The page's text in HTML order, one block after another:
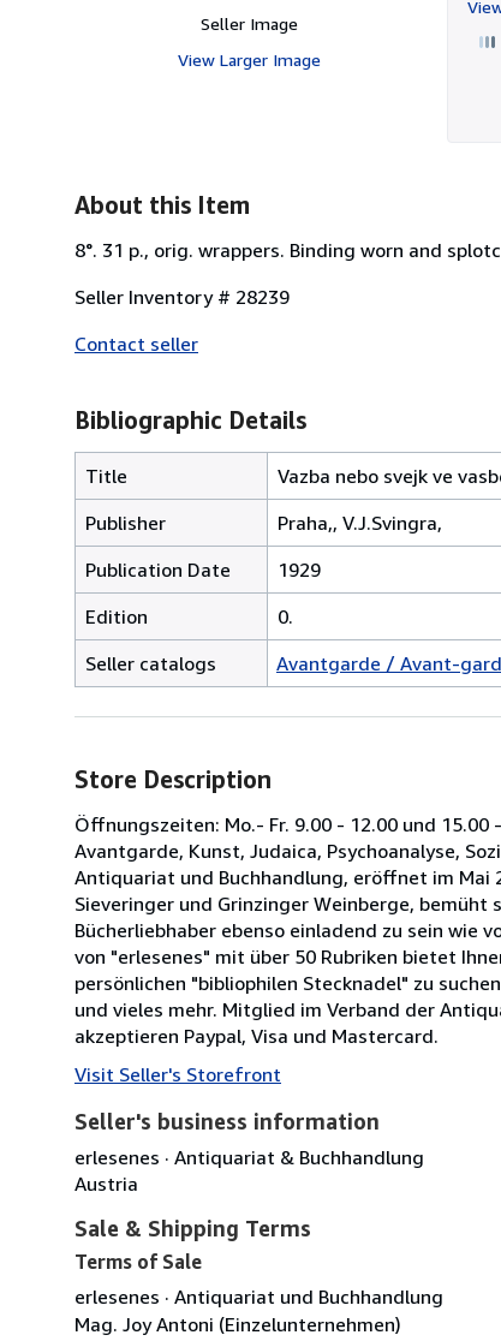
Seller Image
View Larger Image
About this Item
8°. 31 p., orig. wrappers. Binding worn and
Seller Inventory # 28239
Contact seller
Bibliographic Details
Title
Vazba nebo svejk ve
Publisher
Praha,, V.J.Svingra,
Publication Date
1929
Edition
0.
Seller catalogs
Avantgarde / Avant-
Store Description
Öffnungszeiten: Mo.- Fr. 9.00 - 12.00 und
Avantgarde, Kunst, Judaica, Psychoanalyse,
Antiquariat und Buchhandlung, eröffnet im Mai
Sieveringer und Grinzinger Weinberge,
Bücherliebhaber ebenso einladend zu sein wie
von "erlesenes" mit über 50 Rubriken bietet
persönlichen "bibliophilen Stecknadel" zu
und vieles mehr. Mitglied im Verband der
akzeptieren Paypal, Visa und Mastercard.
Visit Seller's Storefront
Seller's business information
erlesenes · Antiquariat & Buchhandlung
Austria
Sale & Shipping Terms
Terms of Sale
erlesenes · Antiquariat und Buchhandlung
Mag. Joy Antoni (Einzelunternehmen)